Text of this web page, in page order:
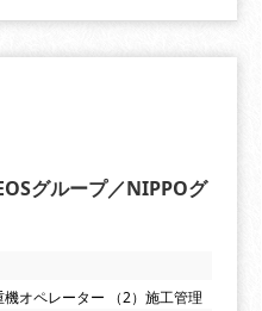
グループ／NIPPOグ
機オペレーター （2）施工管理